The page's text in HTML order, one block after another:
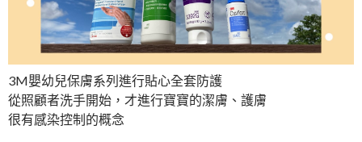
3M嬰幼兒保膚系列進行貼心全套防護
從照顧者洗手開始，才進行寶寶的潔膚、護膚
很有感染控制的概念